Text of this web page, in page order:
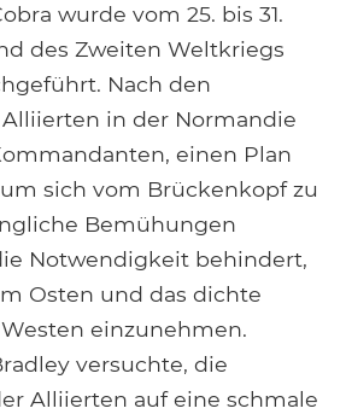
Google+Tumblr
Pocket
wurde vom 25. bis 31.
des Zweiten Weltkriegs
Nach den
in der Normandie
einen Plan
sich vom Brückenkopf zu
Bemühungen
Notwendigkeit behindert,
Osten und das dichte
einzunehmen.
versuchte, die
Alliierten auf eine schmale